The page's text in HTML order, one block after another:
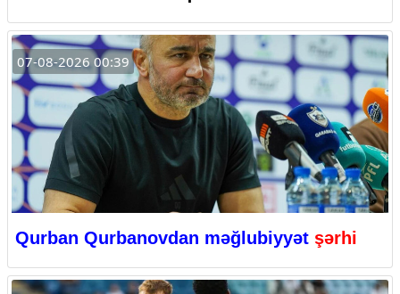
07-08-2026 00:39
Qurban Qurbanovdan məğlubiyyət şərhi